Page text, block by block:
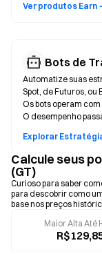
Ver produtos Earn
Bots de
Automatize suas
Spot, de Futuros, ou
Os bots operam
O desempenho
Explorar
Calcule seus
(GT)
Curioso para saber
para descobrir como
base nos preços
Maior Alta Até